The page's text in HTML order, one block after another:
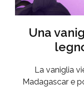
Una
La vaniglia
Madagascar e